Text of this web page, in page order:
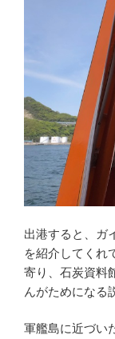
出港すると、ガ
を紹介してくれ
寄り、石炭資料
んがためになる
軍艦島に近づい